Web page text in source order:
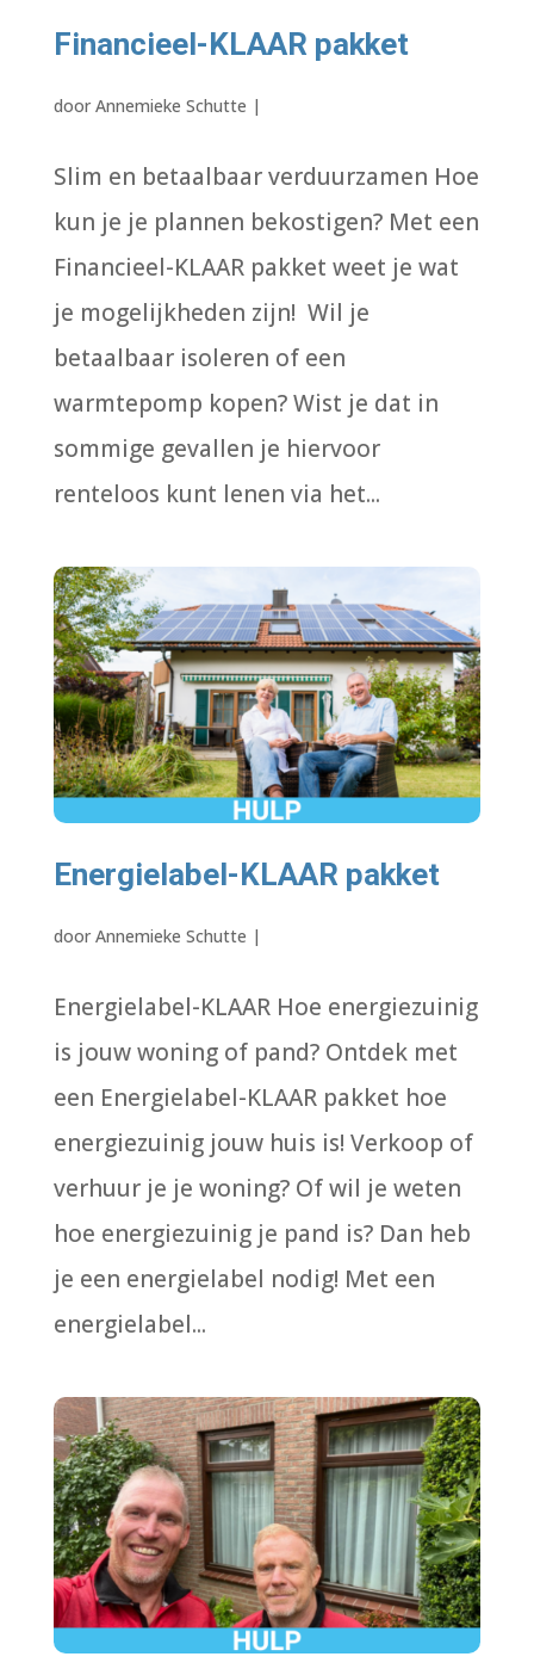
Financieel-KLAAR pakket
door Annemieke Schutte |
Slim en betaalbaar verduurzamen Hoe
kun je je plannen bekostigen? Met een
Financieel-KLAAR pakket weet je wat
je mogelijkheden zijn! Wil je
betaalbaar isoleren of een
warmtepomp kopen? Wist je dat in
sommige gevallen je hiervoor
renteloos kunt lenen via het...
Energielabel-KLAAR pakket
door Annemieke Schutte |
Energielabel-KLAAR Hoe energiezuinig
is jouw woning of pand? Ontdek met
een Energielabel-KLAAR pakket hoe
energiezuinig jouw huis is! Verkoop of
verhuur je je woning? Of wil je weten
hoe energiezuinig je pand is? Dan heb
je een energielabel nodig! Met een
energielabel...